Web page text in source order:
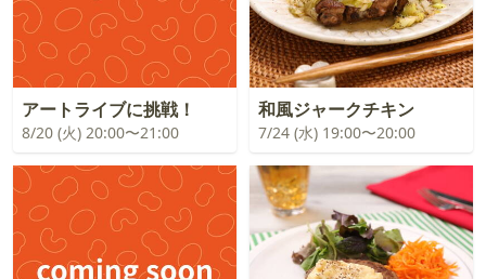
アートライブに挑戦！
8/20 (火) 20:00〜21:00
和風ジャークチキン
7/24 (水) 19:00〜20:00